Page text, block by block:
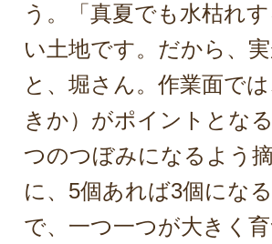
う。「真夏でも水枯れ
い土地です。だから、
と、堀さん。作業面で
きか）がポイントとな
つのつぼみになるよう
に、5個あれば3個にな
で、一つ一つが大きく